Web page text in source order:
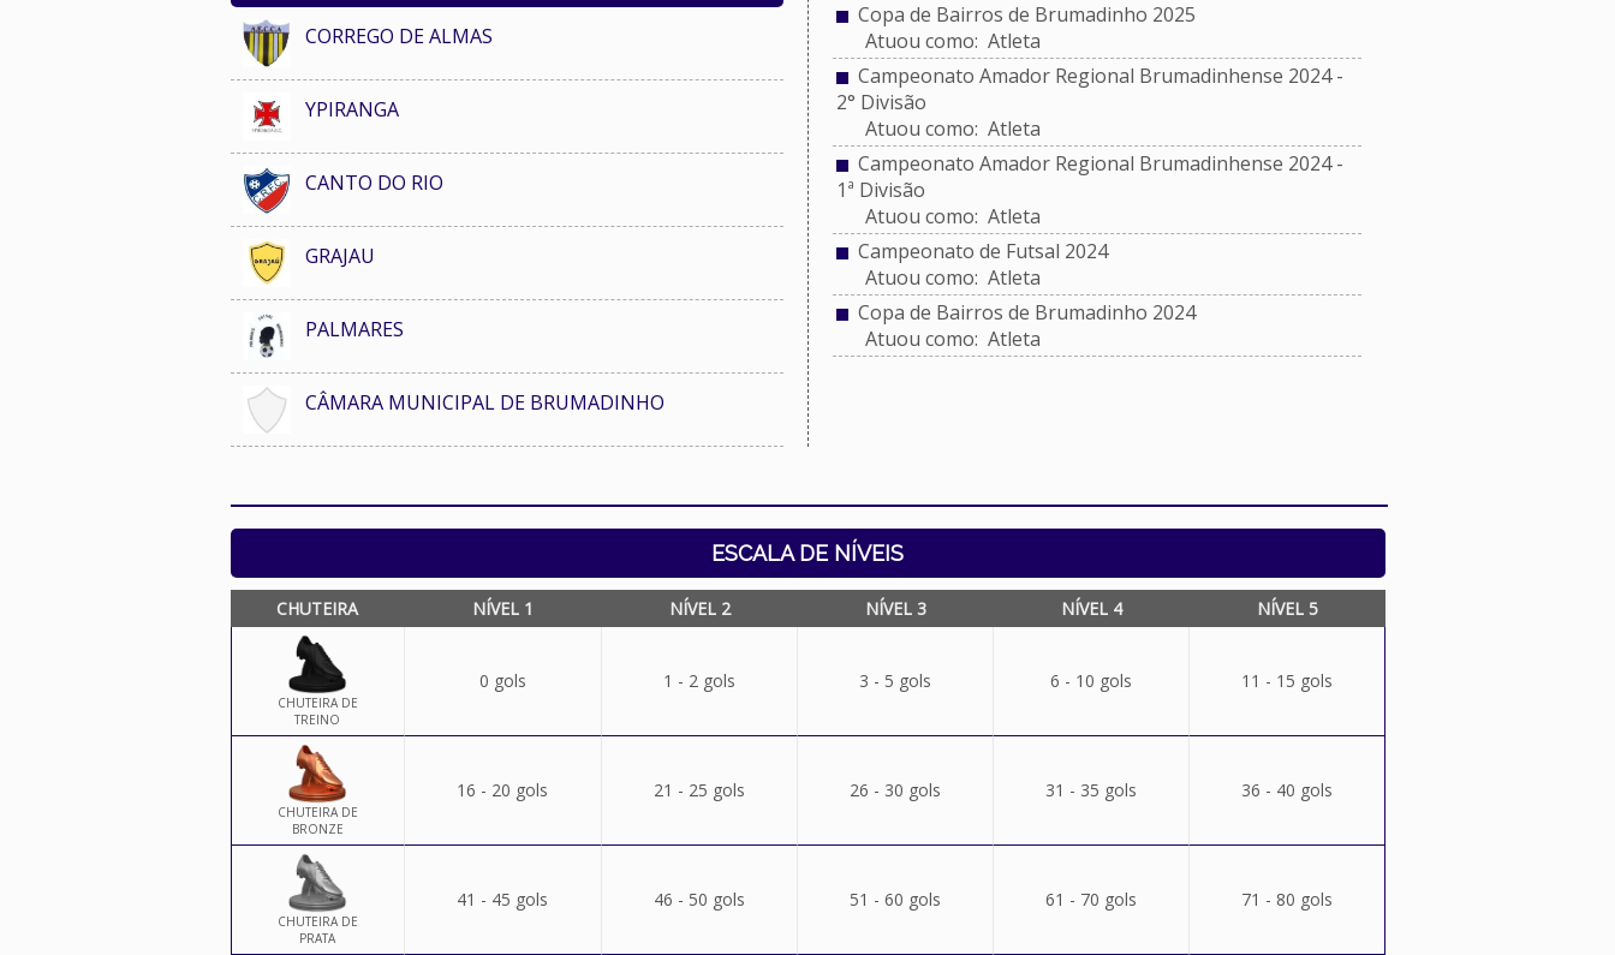
CORREGO DE ALMAS
YPIRANGA
CANTO DO RIO
GRAJAU
PALMARES
CÂMARA MUNICIPAL DE BRUMADINHO
Copa de Bairros de Brumadinho 2025
Atuou como: Atleta
Campeonato Amador Regional Brumadinhense 2024 -
2° Divisão
Atuou como: Atleta
Campeonato Amador Regional Brumadinhense 2024 -
1ª Divisão
Atuou como: Atleta
Campeonato de Futsal 2024
Atuou como: Atleta
Copa de Bairros de Brumadinho 2024
Atuou como: Atleta
ESCALA DE NÍVEIS
CHUTEIRA NÍVEL 1 NÍVEL 2 NÍVEL 3 NÍVEL 4 NÍVEL 5
CHUTEIRA DE
TREINO
0 gols 1 - 2 gols 3 - 5 gols 6 - 10 gols 11 - 15 gols
CHUTEIRA DE
BRONZE
16 - 20 gols 21 - 25 gols 26 - 30 gols 31 - 35 gols 36 - 40 gols
CHUTEIRA DE
PRATA
41 - 45 gols 46 - 50 gols 51 - 60 gols 61 - 70 gols 71 - 80 gols